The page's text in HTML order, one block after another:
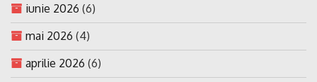
iunie 2026 (6)
mai 2026 (4)
aprilie 2026 (6)